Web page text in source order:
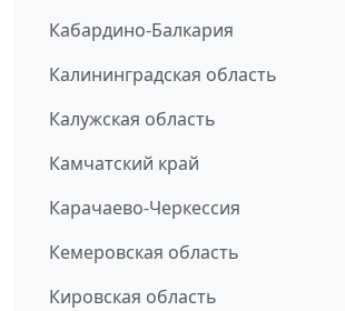
Кабардино-Балкария
Калининградская область
Калужская область
Камчатский край
Карачаево-Черкессия
Кемеровская область
Кировская область